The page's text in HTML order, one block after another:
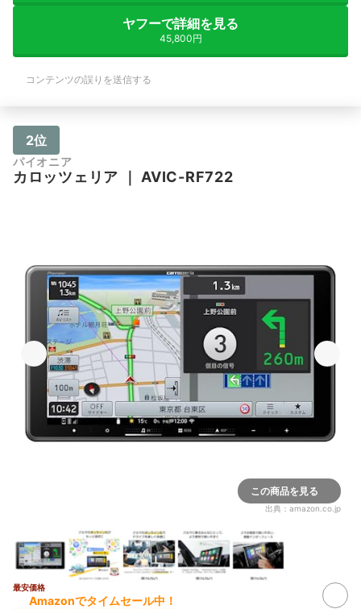
ヤフーで詳細を見る
45,800円
コンテンツの誤りを送信する
2位
パイオニア
カロッツェリア ｜AVIC-RF722
この商品を見る
出典： amazon.co.jp
最安価格
Amazonでタイムセール中！